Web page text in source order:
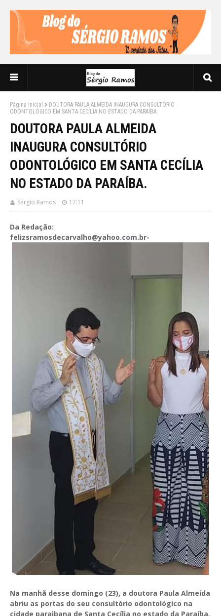
Página inicial
DOUTORA PAULA ALMEIDA INAUGURA CONSULTÓRIO
ODONTOLÓGICO EM SANTA CECÍLIA NO ESTADO DA PARAÍBA.
DOUTORA PAULA ALMEIDA
INAUGURA CONSULTÓRIO
ODONTOLÓGICO EM SANTA CECÍLIA
NO ESTADO DA PARAÍBA.
Sérgio Ramos 17:11
Da Redação:
felizsramosdecarvalho@yahoo.com.br-
Na manhã desse domingo (23), a doutora Paula Almeida
abriu as portas do seu consultório odontológico na
cidade paraibana de Santa Cecília no estado da Paraíba.